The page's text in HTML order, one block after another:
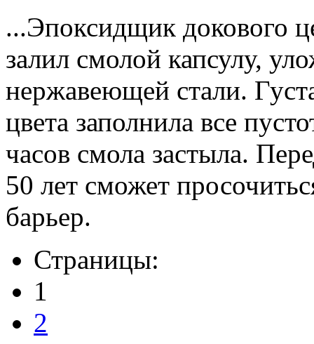
...Эпоксидщик докового
залил смолой капсулу,
нержавеющей стали.
цвета заполнила все
часов смола застыла.
50 лет сможет
барьер.
Страницы:
1
2